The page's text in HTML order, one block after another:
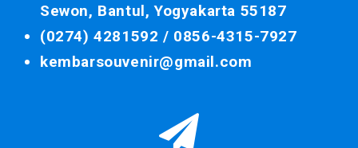
Sewon, Bantul, Yogyakarta 55187
(0274) 4281592 / 0856-4315-7927
kembarsouvenir@gmail.com